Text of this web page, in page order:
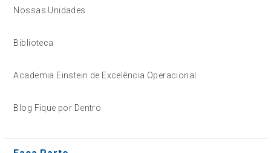
Nossas Unidades
Biblioteca
Academia Einstein de Excelência Operacional
Blog Fique por Dentro